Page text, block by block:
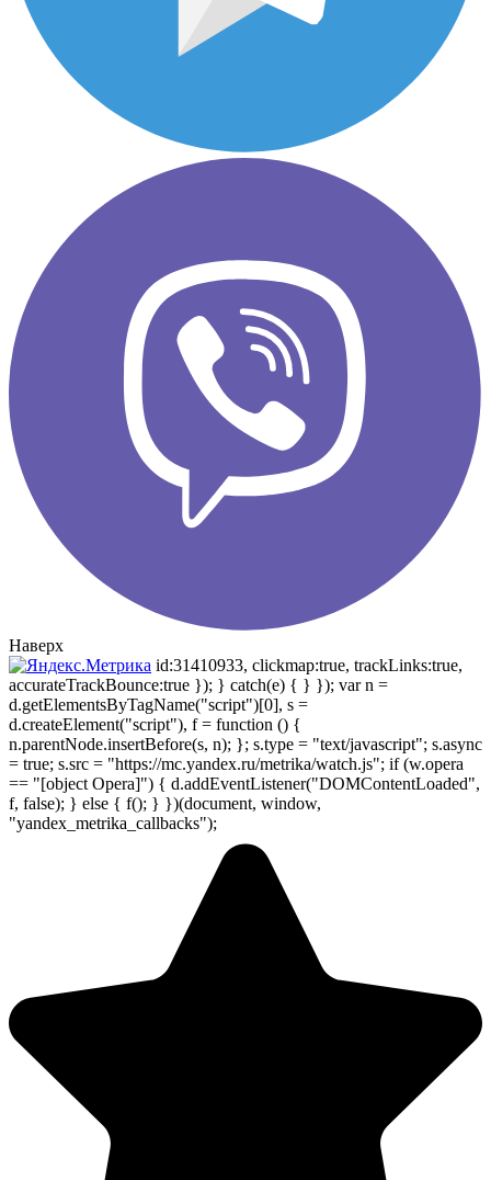
Наверх
id:31410933, clickmap:true, trackLinks:true,
accurateTrackBounce:true }); } catch(e) { } }); var n =
d.getElementsByTagName("script")[0], s =
d.createElement("script"), f = function () {
n.parentNode.insertBefore(s, n); }; s.type = "text/javascript"; s.async
= true; s.src = "https://mc.yandex.ru/metrika/watch.js"; if (w.opera
== "[object Opera]") { d.addEventListener("DOMContentLoaded",
f, false); } else { f(); } })(document, window,
"yandex_metrika_callbacks");